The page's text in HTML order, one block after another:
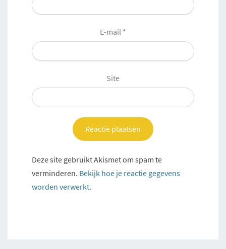
E-mail *
Site
Deze site gebruikt Akismet om spam te
verminderen. Bekijk hoe je reactie gegevens
worden verwerkt.